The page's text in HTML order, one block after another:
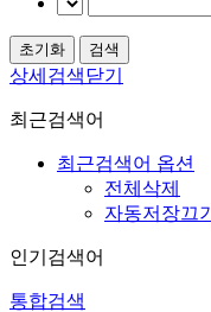
상세검색닫기
최근검색어
최근검색어 옵션
전체삭제
자동저장끄기
인기검색어
통합검색